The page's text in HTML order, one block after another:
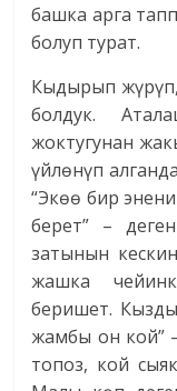
башка арга
болуп турат.
Кыдырып
болдук.
жоктугунан
үйлөнүп
“Экөө бир
берет” –
затынын
жашка
беришет.
жамбы он кой”
топоз, кой